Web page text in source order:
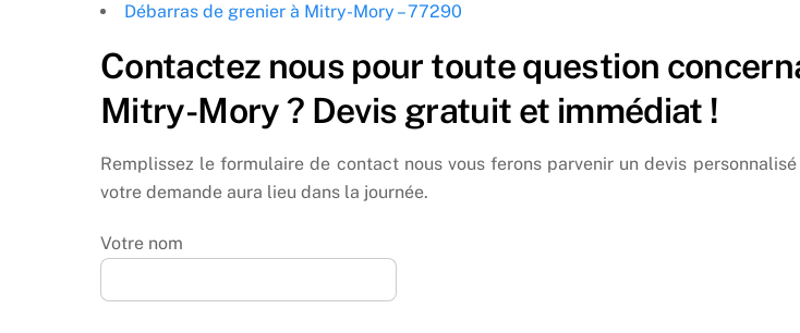
Débarras de grenier à Mitry-Mory – 77290
Contactez nous pour toute question
Mitry-Mory ? Devis gratuit et immédiat !
Remplissez le formulaire de contact nous vous ferons parvenir un devis
votre demande aura lieu dans la journée.
Votre nom